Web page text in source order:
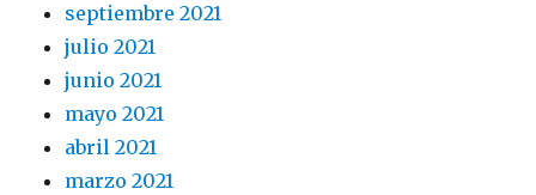
septiembre 2021
julio 2021
junio 2021
mayo 2021
abril 2021
marzo 2021